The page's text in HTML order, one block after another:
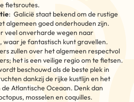
fietsroutes.
: Galicië staat bekend om de rustige
algemeen goed onderhouden zijn.
veel onverharde wegen naar
waar je fantastisch kunt gravellen.
zullen over het algemeen respectvol
het is een veilige regio om te fietsen.
beschouwd als de beste plek in
dankzij de rijke kustlijn en het
Atlantische Oceaan. Denk dan
mosselen en coquilles.